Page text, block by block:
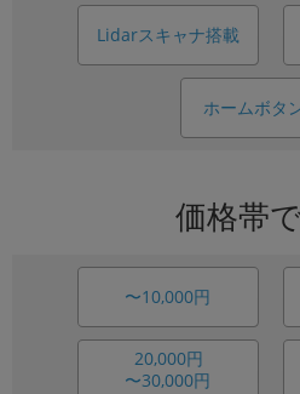
Lidarスキャナ搭載
ホームボタ
価格帯
〜10,000円
20,000円
〜30,000円